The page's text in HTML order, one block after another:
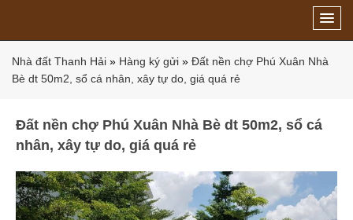
Nhà đất Thanh Hải » Hàng ký gửi » Đất nền chợ Phú Xuân Nhà
Bè dt 50m2, sổ cá nhân, xây tự do, giá quá rẻ
Đất nền chợ Phú Xuân Nhà Bè dt 50m2, sổ cá
nhân, xây tự do, giá quá rẻ